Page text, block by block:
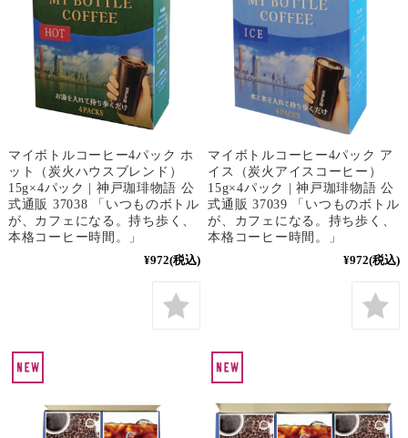
マイボトルコーヒー4パック ホ
ット（炭火ハウスブレンド）
15g×4パック | 神戸珈琲物語 公
式通販 37038 「いつものボトル
が、カフェになる。持ち歩く、
本格コーヒー時間。」
¥972(税込)
マイボトルコーヒー4パック ア
イス（炭火アイスコーヒー）
15g×4パック | 神戸珈琲物語 公
式通販 37039 「いつものボトル
が、カフェになる。持ち歩く、
本格コーヒー時間。」
¥972(税込)